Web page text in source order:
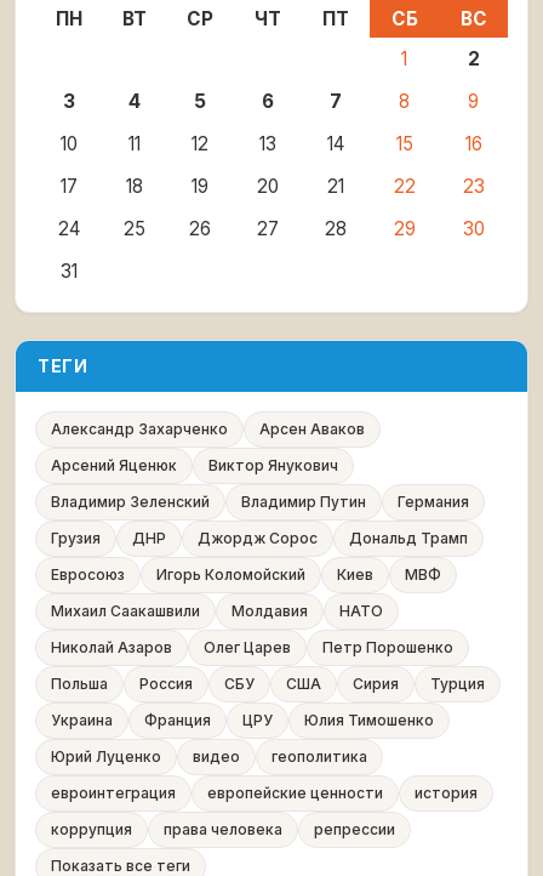
ПН ВТ СР ЧТ ПТ СБ
ВС
1
2
3
4 5 6 7 8
9
10
11 12 13 14 15
16
17
18 19 20 21 22
23
24
25 26 27 28 29
30
31
ТЕГИ
Александр Захарченко
Арсен Аваков
Арсений Яценюк
Виктор Янукович
Владимир Зеленский
Владимир Путин
Германия
Грузия
ДНР Джордж Сорос
Дональд Трамп
Евросоюз
Игорь Коломойский Киев
МВФ
Михаил Саакашвили
Молдавия
НАТО
Николай Азаров
Олег Царев
Петр Порошенко
Польша
Россия СБУ США Сирия
Турция
Украина
Франция ЦРУ
Юлия Тимошенко
Юрий Луценко
видео
геополитика
евроинтеграция
европейские ценности
история
коррупция
права человека
репрессии
Показать все теги